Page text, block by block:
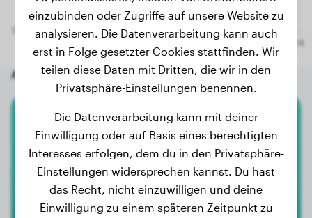
Andere zufällige Hunde
Rhodesian Ridgeback
Rudi
einzubinden oder Zugriffe auf unsere Website zu
analysieren. Die Datenverarbeitung kann auch
erst in Folge gesetzter Cookies stattfinden. Wir
teilen diese Daten mit Dritten, die wir in den
Privatsphäre-Einstellungen benennen.
Die Datenverarbeitung kann mit deiner
Einwilligung oder auf Basis eines berechtigten
Interesses erfolgen, dem du in den Privatsphäre-
Einstellungen widersprechen kannst. Du hast
das Recht, nicht einzuwilligen und deine
Einwilligung zu einem späteren Zeitpunkt zu